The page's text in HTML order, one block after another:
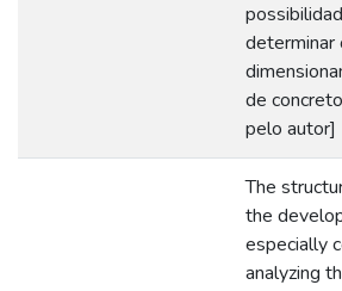
determinar
de
pelo autor]
The
the
especially
analyzing